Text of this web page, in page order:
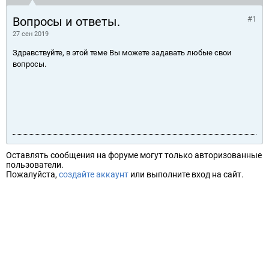
Вопросы и ответы.
27 сен 2019
#1
Здравствуйте, в этой теме Вы можете задавать любые свои
вопросы.
Оставлять сообщения на форуме могут только авторизованные
пользователи.
Пожалуйста, создайте аккаунт или выполните вход на сайт.